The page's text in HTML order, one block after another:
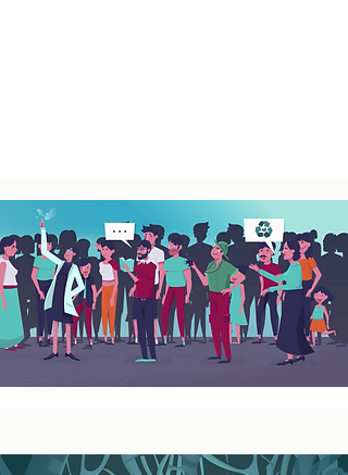
AUS- UND
WEITERBILDUNGEN